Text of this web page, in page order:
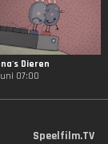
Dieren
07:00
Speelfilm.TV